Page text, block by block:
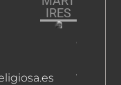
IRES
Cepeda
Álvaro